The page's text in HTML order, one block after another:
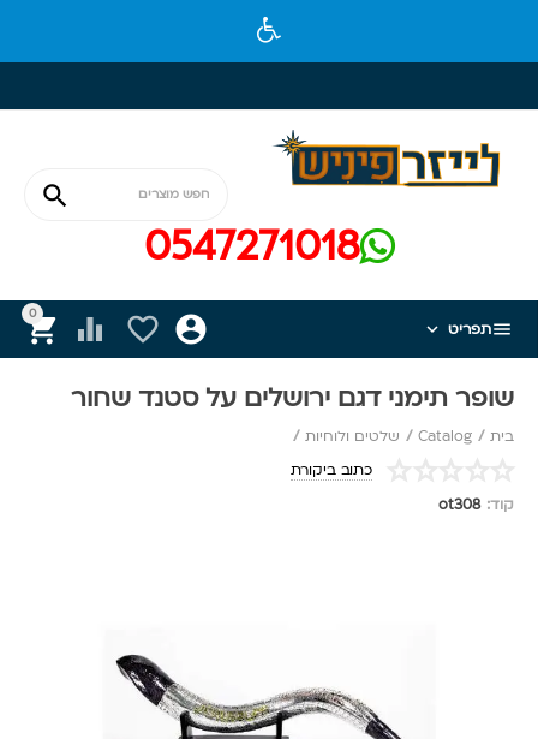
0547271018
0
 
 

תפריט 
שופר תימני דגם ירושלים על סטנד שחור
בית /
Catalog
/ שלטים ולוחיות /
כתוב ביקורת
קוד: ot308